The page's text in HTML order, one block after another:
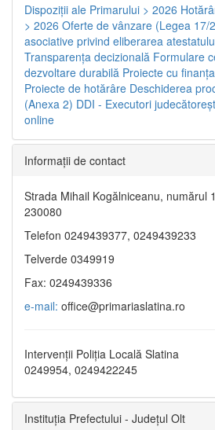
Dispoziţii ale Primarului > 2026
> 2026 Oferte de vânzare (Legea 17/
asociative privind eliberarea
Transparenţa decizională Formulare
dezvoltare durabilă Proiecte cu
Proiecte de hotărâre Deschiderea
(Anexa 2) DDI - Executori
online
Informaţii de contact
Strada Mihail Kogălniceanu, numărul
230080
Telefon 0249439377, 0249439233
Telverde 0349919
Fax: 0249439336
e-mail: office@primariaslatina.ro
Intervenții Poliția Locală Slatina
0249954, 0249422245
Instituția Prefectului - Județul Olt